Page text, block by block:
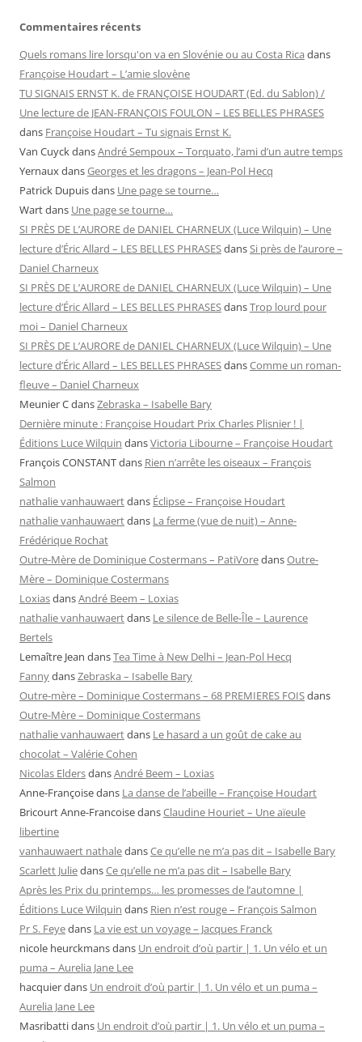
Commentaires récents
Quels romans lire lorsqu'on va en Slovénie ou au Costa Rica dans
Françoise Houdart – L’amie slovène
TU SIGNAIS ERNST K. de FRANÇOISE HOUDART (Ed. du Sablon) /
Une lecture de JEAN-FRANÇOIS FOULON – LES BELLES PHRASES
dans Françoise Houdart – Tu signais Ernst K.
Van CuyckdansAndré Sempoux – Torquato, l’ami d’un autre temps
YernauxdansGeorges et les dragons – Jean-Pol Hecq
Patrick Dupuisdans Une page se tourne…
Wartdans Une page se tourne…
SI PRÈS DE L’AURORE de DANIEL CHARNEUX (Luce Wilquin) – Une
lecture d’Éric Allard – LES BELLES PHRASESdansSi près de l’aurore –
Daniel Charneux
SI PRÈS DE L’AURORE de DANIEL CHARNEUX (Luce Wilquin) – Une
lecture d’Éric Allard – LES BELLES PHRASESdansTrop lourd pour
moi – Daniel Charneux
SI PRÈS DE L’AURORE de DANIEL CHARNEUX (Luce Wilquin) – Une
lecture d’Éric Allard – LES BELLES PHRASESdansComme un roman-
fleuve – Daniel Charneux
Meunier CdansZebraska – Isabelle Bary
Dernière minute : Françoise Houdart Prix Charles Plisnier ! |
Éditions Luce Wilquin dansVictoria Libourne – Françoise Houdart
François CONSTANTdans Rien n’arrête les oiseaux – François
Salmon
nathalie vanhauwaertdans Éclipse – Françoise Houdart
nathalie vanhauwaertdans La ferme (vue de nuit) – Anne-
Frédérique Rochat
Outre-Mère de Dominique Costermans – PatiVoredansOutre-
Mère – Dominique Costermans
LoxiasdansAndré Beem – Loxias
nathalie vanhauwaertdans Le silence de Belle-Île – Laurence
Bertels
Lemaître Jean dansTea Time à New Delhi – Jean-Pol Hecq
FannydansZebraska – Isabelle Bary
Outre-mère – Dominique Costermans – 68 PREMIERES FOISdans
Outre-Mère – Dominique Costermans
nathalie vanhauwaertdans Le hasard a un goût de cake au
chocolat – Valérie Cohen
Nicolas EldersdansAndré Beem – Loxias
Anne-Françoisedans La danse de l’abeille – Françoise Houdart
Bricourt Anne-FrancoisedansClaudine Houriet – Une aïeule
libertine
vanhauwaert nathaledansCe qu’elle ne m’a pas dit – Isabelle Bary
Scarlett JuliedansCe qu’elle ne m’a pas dit – Isabelle Bary
Après les Prix du printemps… les promesses de l’automne |
Éditions Luce Wilquin dans Rien n’est rouge – François Salmon
Pr S. Feyedans La vie est un voyage – Jacques Franck
nicole heurckmansdans Un endroit d’où partir | 1. Un vélo et un
puma – Aurelia Jane Lee
hacquierdans Un endroit d’où partir | 1. Un vélo et un puma –
Aurelia Jane Lee
Masribattidans Un endroit d’où partir | 1. Un vélo et un puma –